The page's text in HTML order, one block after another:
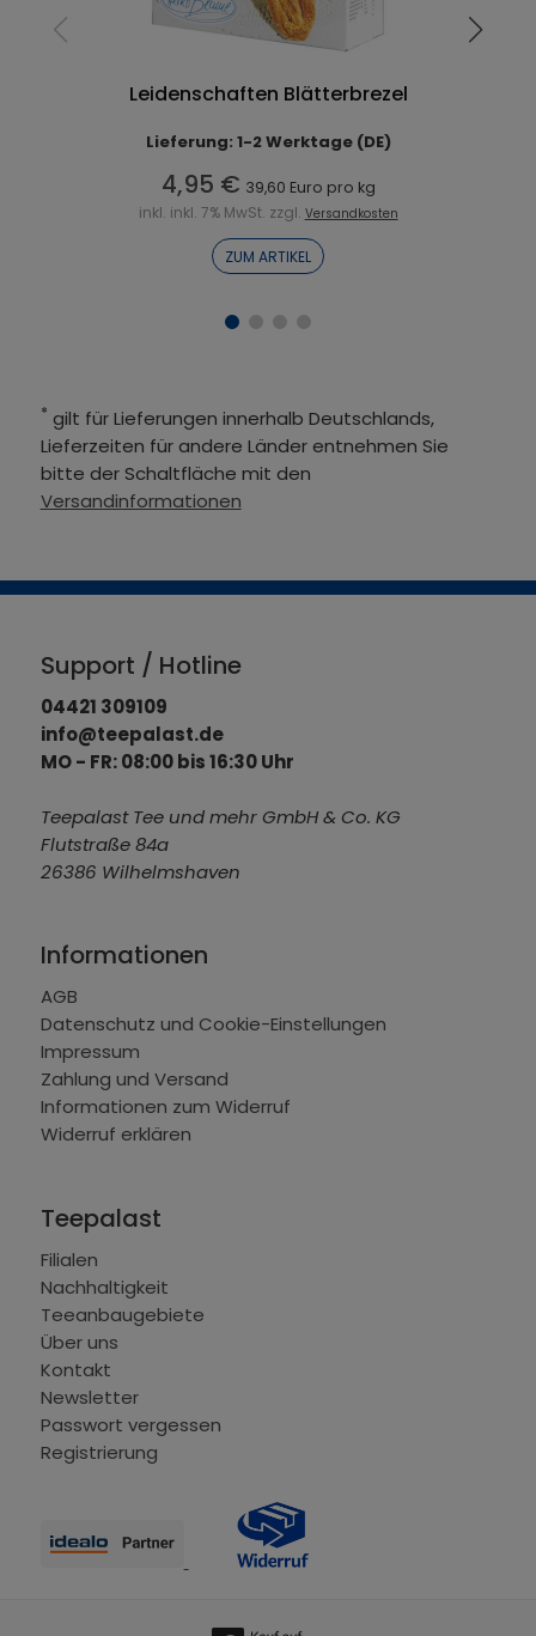
Leidenschaften Blätterbrezel
Lieferung: 1-2 Werktage (DE)
4,95 € 39,60 Euro pro kg
inkl. inkl. 7% MwSt. zzgl. Versandkosten
ZUM ARTIKEL
* gilt für Lieferungen innerhalb Deutschlands,
Lieferzeiten für andere Länder entnehmen Sie
bitte der Schaltfläche mit den
Versandinformationen
Support / Hotline
04421 309109
info@teepalast.de
MO - FR: 08:00 bis 16:30 Uhr
Teepalast Tee und mehr GmbH & Co. KG
Flutstraße 84a
26386 Wilhelmshaven
Informationen
AGB
Datenschutz und Cookie-Einstellungen
Impressum
Zahlung und Versand
Informationen zum Widerruf
Widerruf erklären
Teepalast
Filialen
Nachhaltigkeit
Teeanbaugebiete
Über uns
Kontakt
Newsletter
Passwort vergessen
Registrierung